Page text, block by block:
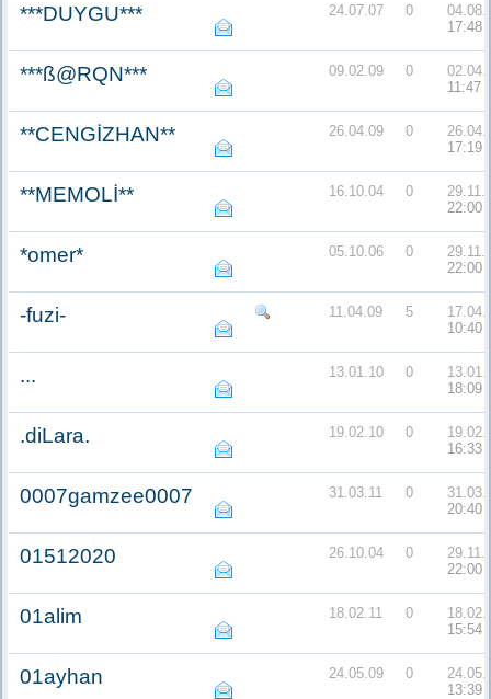
***DUYGU*** 24.07.07 0
17:48
***ß@RQN*** 09.02.09 0
11:47
**CENGİZHAN** 26.04.09 0
17:19
**MEMOLİ** 16.10.04 0
22:00
*omer* 05.10.06 0
22:00
-fuzi- 11.04.09 5
10:40
... 13.01.10 0
18:09
.diLara. 19.02.10 0
16:33
0007gamzee0007 31.03.11 0
20:40
01512020 26.10.04 0
22:00
01alim 18.02.11 0
15:54
01ayhan 24.05.09 0
13:39